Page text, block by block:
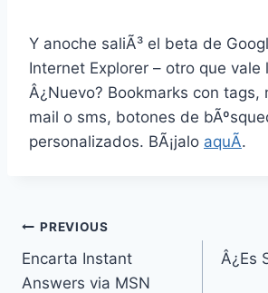
Y anoche saliÃ³ el beta de
Internet Explorer – otro que vale
Â¿Nuevo? Bookmarks con tags,
mail o sms, botones de
personalizados. BÃ¡jalo aquÃ­.
Post
navigation
PREVIOUS
Encarta Instant
Answers via MSN
Â¿Es